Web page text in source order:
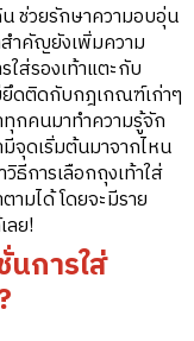
น ช่วยรักษาความอบอุ่น
ำคัญยังเพิ่มความ
ส่รองเท้าแตะกับ
ดติดกับกฎเกณฑ์เก่าๆ
กคนมาทำความรู้จัก
จุดเริ่มต้นมาจากไหน
การเลือกถุงเท้าใส่
มได้ โดยจะมีราย
ลย!
นการใส่